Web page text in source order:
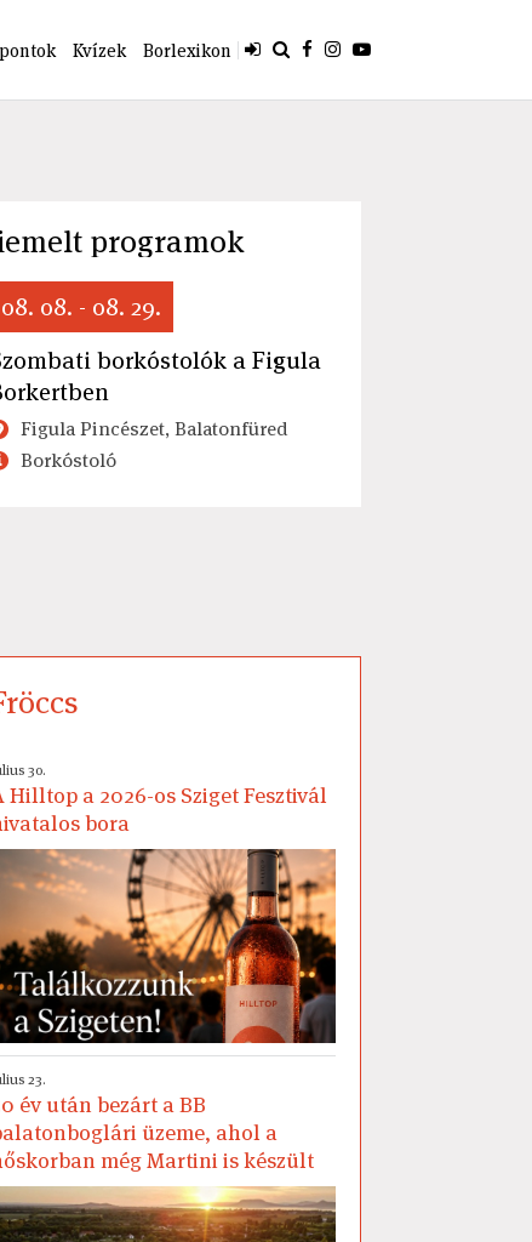
Kvízek Borlexikon
programok
08. 08. - 08. 29.
borkóstolók a Figula
Figula Pincészet, Balatonfüred
Borkóstoló
30.
Hilltop a 2026-os Sziget Fesztivál
bora
23.
év után bezárt a BB
üzeme, ahol a
még Martini is készült